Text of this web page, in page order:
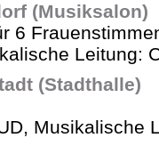
(Musiksalon)
6
Leitung:
(Stadthalle)
Musikalische